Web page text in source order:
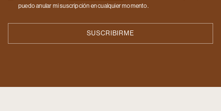
puedo anular mi suscripción en cualquier momento.